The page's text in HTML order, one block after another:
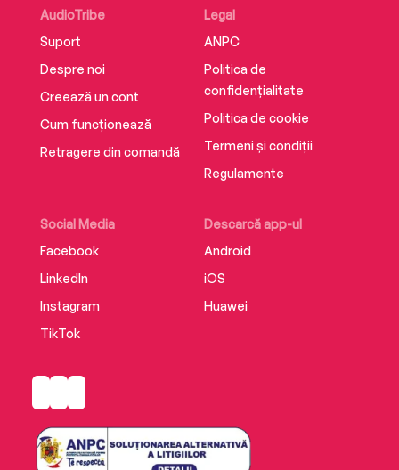
AudioTribe
Suport
Despre noi
Creează un cont
Cum funcționează
Retragere din comandă
Social Media
Facebook
LinkedIn
Instagram
TikTok
Descarcă app-ul
Android
iOS
Huawei
Legal
ANPC
Politica de
confidențialitate
Politica de cookie
Termeni și condiții
Regulamente